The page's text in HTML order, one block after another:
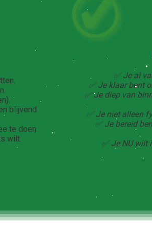
blijvend
te doen.
wilt
✅ Je al
✅ Je klaar bent
✅ Je diep van
✅ Je niet alleen
✅ Je bereid
✅ Je NU wilt